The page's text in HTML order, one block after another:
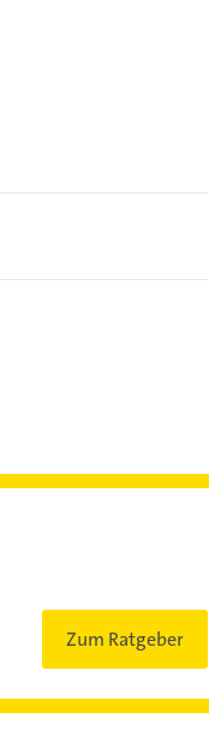
Zum Ratgeber